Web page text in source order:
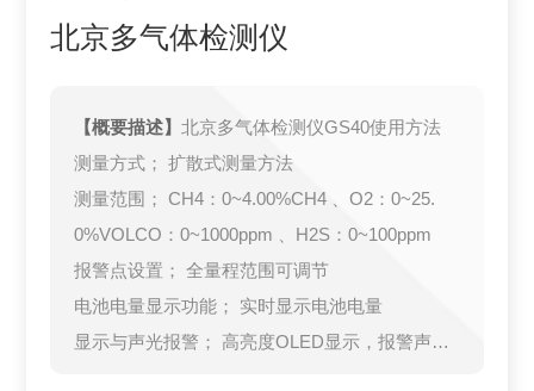
北京多气体检测仪
【概要描述】北京多气体检测仪GS40使用方法
测量方式； 扩散式测量方法
测量范围； CH4：0~4.00%CH4 、O2：0~25.
0%VOLCO：0~1000ppm 、H2S：0~100ppm
报警点设置； 全量程范围可调节
电池电量显示功能； 实时显示电池电量
显示与声光报警； 高亮度OLED显示，报警声级8